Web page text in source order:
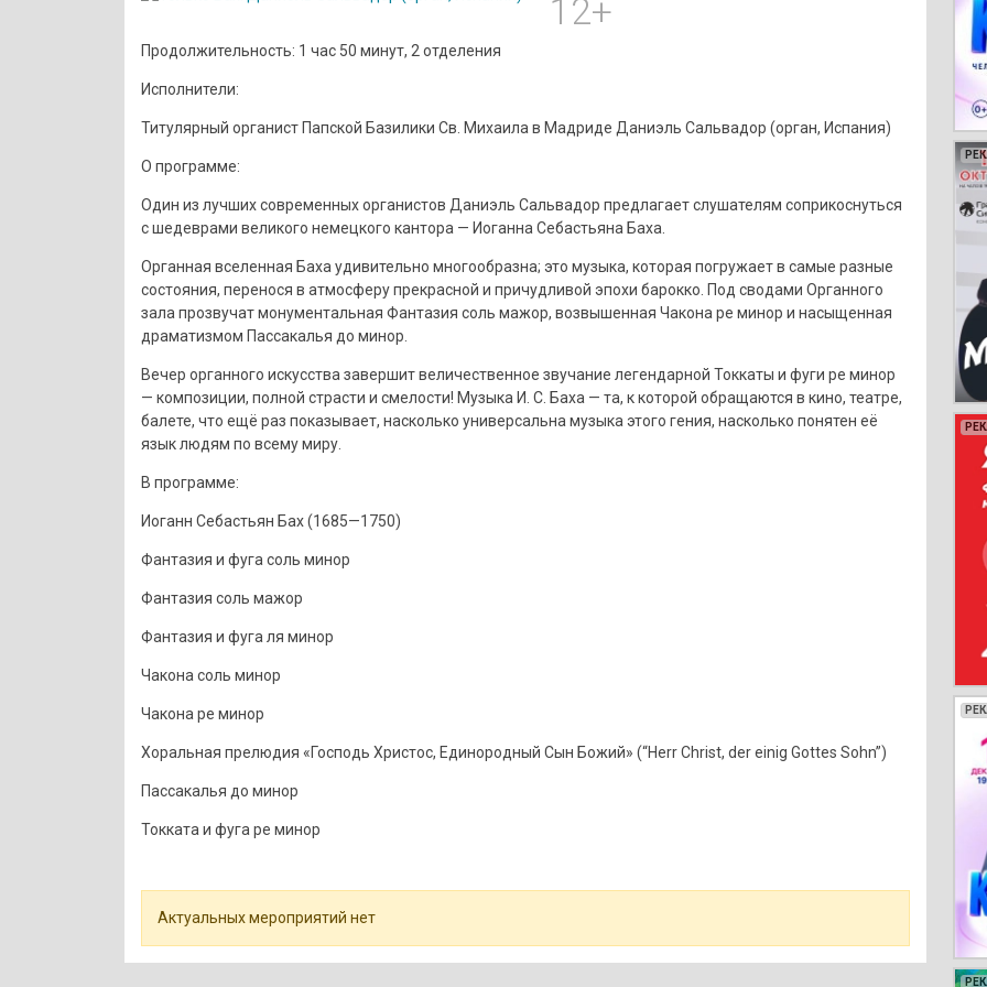
12+
Продолжительность: 1 час 50 минут, 2 отделения
Исполнители:
Титулярный органист Папской Базилики Св. Михаила в Мадриде Даниэль Сальвадор (орган, Испания)
О программе:
Один из лучших современных органистов Даниэль Сальвадор предлагает слушателям соприкоснуться
с шедеврами великого немецкого кантора — Иоганна Себастьяна Баха.
Органная вселенная Баха удивительно многообразна; это музыка, которая погружает в самые разные
состояния, перенося в атмосферу прекрасной и причудливой эпохи барокко. Под сводами Органного
зала прозвучат монументальная Фантазия соль мажор, возвышенная Чакона ре минор и насыщенная
драматизмом Пассакалья до минор.
Вечер органного искусства завершит величественное звучание легендарной Токкаты и фуги ре минор
— композиции, полной страсти и смелости! Музыка И. С. Баха — та, к которой обращаются в кино, театре,
балете, что ещё раз показывает, насколько универсальна музыка этого гения, насколько понятен её
язык людям по всему миру.
В программе:
Иоганн Себастьян Бах (1685—1750)
Фантазия и фуга соль минор
Фантазия соль мажор
Фантазия и фуга ля минор
Чакона соль минор
Чакона ре минор
Хоральная прелюдия «Господь Христос, Единородный Сын Божий» (“Herr Christ, der einig Gottes Sohn”)
Пассакалья до минор
Токката и фуга ре минор
Актуальных мероприятий нет